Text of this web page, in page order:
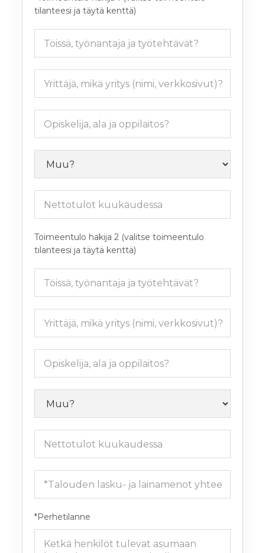
tilanteesi ja täytä kenttä)
Toimeentulo hakija 2 (valitse toimeentulo
tilanteesi ja täytä kenttä)
*Perhetilanne